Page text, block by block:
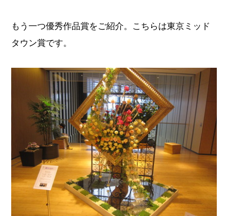
もう一つ優秀作品賞をご紹介。こちらは東京ミッド
タウン賞です。